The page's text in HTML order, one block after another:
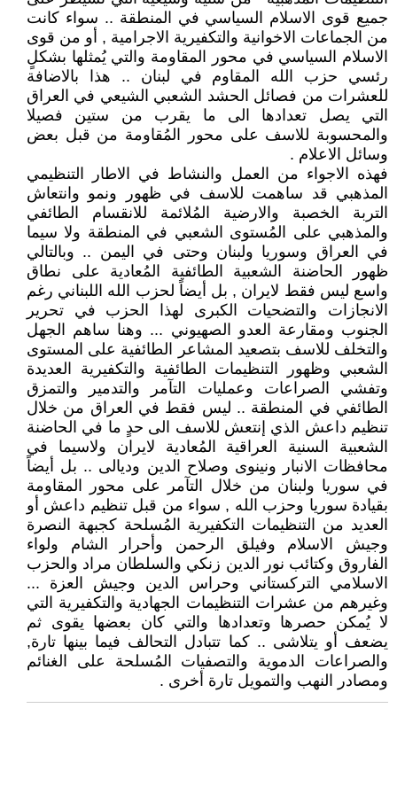
جميع قوى الاسلام السياسي في المنطقة .. سواء كانت
من الجماعات الاخوانية والتكفيرية الاجرامية , أو من قوى
الاسلام السياسي في محور المقاومة والتي يُمثلها بشكلٍ
رئسي حزب الله المقاوم في لبنان .. هذا بالاضافة
للعشرات من فصائل الحشد الشعبي الشيعي في العراق
التي يصل تعدادها الى ما يقرب من ستين فصيلا
والمحسوبة للاسف على محور المُقاومة من قبل بعض
وسائل الاعلام .
فهذه الاجواء من العمل والنشاط في الاطار التنظيمي
المذهبي قد ساهمت للاسف في ظهور ونمو وانتعاش
التربة الخصبة والارضية المُلائمة للانقسام الطائفي
والمذهبي على المُستوى الشعبي في المنطقة ولا سيما
في العراق وسوريا ولبنان وحتى في اليمن .. وبالتالي
ظهور الحاضنة الشعبية الطائفية المُعادية على نطاق
واسع ليس فقط لايران , بل أيضاً لحزب الله اللبناني رغم
الانجازات والتضحيات الكبرى لهذا الحزب في تحرير
الجنوب ومقارعة العدو الصهيوني ... وهنا ساهم الجهل
والتخلف للاسف بتصعيد المشاعر الطائفية على المستوى
الشعبي وظهور التنظيمات الطائفية والتكفيرية العديدة
وتفشي الصراعات وعمليات التآمر والتدمير والتمزق
الطائفي في المنطقة .. ليس فقط في العراق من خلال
تنظيم داعش الذي إنتعش للاسف الى حدٍ ما في الحاضنة
الشعبية السنية العراقية المُعادية لايران ولاسيما في
محافظات الانبار ونينوى وصلاح الدين وديالى .. بل أيضاً
في سوريا ولبنان من خلال التآمر على محور المقاومة
بقيادة سوريا وحزب الله , سواء من قبل تنظيم داعش أو
العديد من التنظيمات التكفيرية المُسلحة كجبهة النصرة
وجيش الاسلام وفيلق الرحمن وأحرار الشام ولواء
الفاروق وكتائب نور الدين زنكي والسلطان مراد والحزب
الاسلامي التركستاني وحراس الدين وجيش العزة ...
وغيرهم من عشرات التنظيمات الجهادية والتكفيرية التي
لا يُمكن حصرها وتعدادها والتي كان بعضها يقوى ثم
يضعف أو يتلاشى .. كما تتبادل التحالف فيما بينها تارة,
والصراعات الدموية والتصفيات المُسلحة على الغنائم
ومصادر النهب والتمويل تارة أخرى .